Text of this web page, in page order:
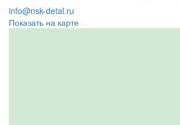
info@nsk-detal.ru
Показать на карте